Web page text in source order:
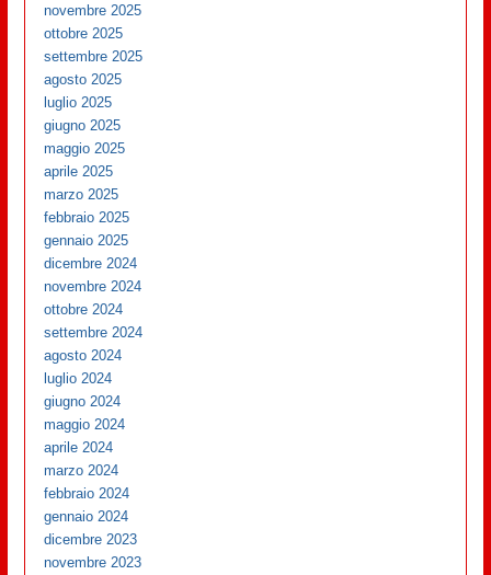
novembre 2025
ottobre 2025
settembre 2025
agosto 2025
luglio 2025
giugno 2025
maggio 2025
aprile 2025
marzo 2025
febbraio 2025
gennaio 2025
dicembre 2024
novembre 2024
ottobre 2024
settembre 2024
agosto 2024
luglio 2024
giugno 2024
maggio 2024
aprile 2024
marzo 2024
febbraio 2024
gennaio 2024
dicembre 2023
novembre 2023